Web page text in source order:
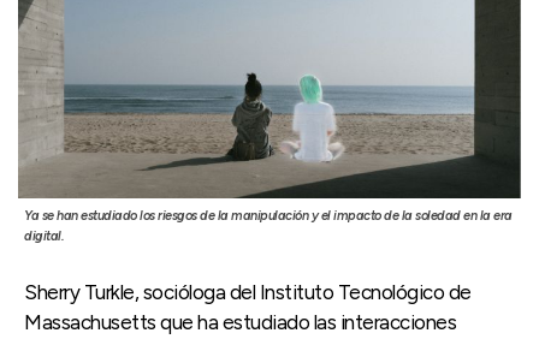
Ya se han estudiado los riesgos de la manipulación y el impacto de la soledad en la era
digital.
Sherry Turkle, socióloga del Instituto Tecnológico de
Massachusetts que ha estudiado las interacciones